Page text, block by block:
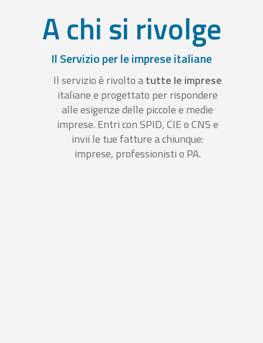
A chi si rivolge
Il Servizio per le imprese italiane
Il servizio è rivolto atutte le imprese
italiane e progettato per rispondere
alle esigenze delle piccole e medie
imprese. Entri con SPID, CIE o CNS e
invii le tue fatture a chiunque:
imprese, professionisti o PA.